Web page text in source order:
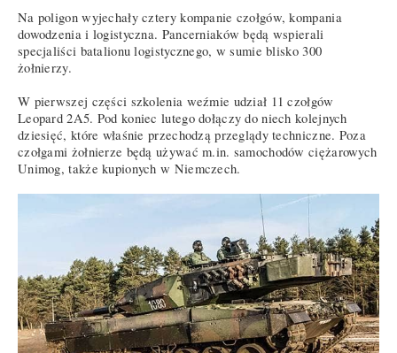
Na poligon wyjechały cztery kompanie czołgów, kompania
dowodzenia i logistyczna. Pancerniaków będą wspierali
specjaliści batalionu logistycznego, w sumie blisko 300
żołnierzy.
W pierwszej części szkolenia weźmie udział 11 czołgów
Leopard 2A5. Pod koniec lutego dołączy do niech kolejnych
dziesięć, które właśnie przechodzą przeglądy techniczne. Poza
czołgami żołnierze będą używać m.in. samochodów ciężarowych
Unimog, także kupionych w Niemczech.